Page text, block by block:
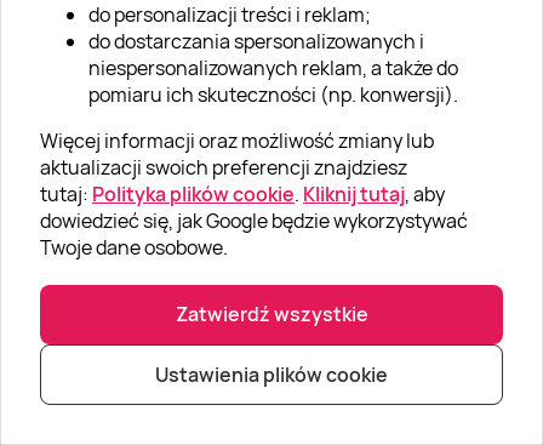
do personalizacji treści i reklam;
do dostarczania spersonalizowanych i
niespersonalizowanych reklam, a także do
pomiaru ich skuteczności (np. konwersji).
Więcej informacji oraz możliwość zmiany lub
aktualizacji swoich preferencji znajdziesz
tutaj: Polityka plików cookie. Kliknij tutaj, aby
dowiedzieć się, jak Google będzie wykorzystywać
Twoje dane osobowe.
Zatwierdź wszystkie
Ustawienia plików cookie
O nas
Aktualności
Kariera w Super Prezentach
Blog
Dla firm
Klub Lojalnościowy